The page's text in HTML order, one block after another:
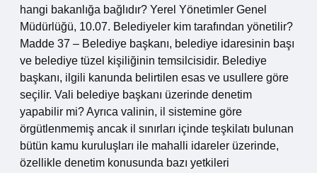
hangi bakanlığa bağlıdır? Yerel Yönetimler Genel
Müdürlüğü, 10.07. Belediyeler kim tarafından yönetilir?
Madde 37 – Belediye başkanı, belediye idaresinin başı
ve belediye tüzel kişiliğinin temsilcisidir. Belediye
başkanı, ilgili kanunda belirtilen esas ve usullere göre
seçilir. Vali belediye başkanı üzerinde denetim
yapabilir mi? Ayrıca valinin, il sistemine göre
örgütlenmemiş ancak il sınırları içinde teşkilatı bulunan
bütün kamu kuruluşları ile mahalli idareler üzerinde,
özellikle denetim konusunda bazı yetkileri